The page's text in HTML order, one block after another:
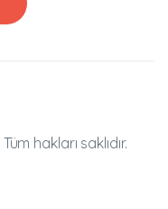
Tüm hakları saklıdır.